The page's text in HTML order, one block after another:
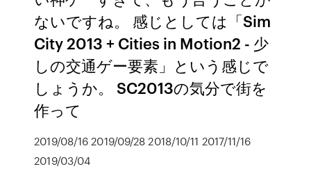
ないですね。 感じとしては「Sim
City 2013 + Cities in Motion2 - 少
しの交通ゲー要素」という感じで
しょうか。 SC2013の気分で街を
作って
2019/08/16 2019/09/28 2018/10/11 2017/11/16
2019/03/04